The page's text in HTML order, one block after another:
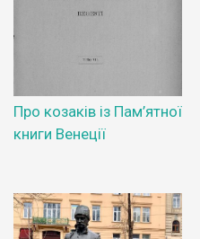
Про козаків із Пам’ятної
книги Венеції